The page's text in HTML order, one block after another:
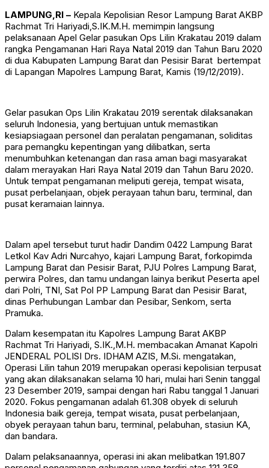
LAMPUNG,RI – Kepala Kepolisian Resor Lampung Barat AKBP
Rachmat Tri Hariyadi,S.IK.M.H. memimpin langsung
pelaksanaan Apel Gelar pasukan Ops Lilin Krakatau 2019 dalam
rangka Pengamanan Hari Raya Natal 2019 dan Tahun Baru 2020
di dua Kabupaten Lampung Barat dan Pesisir Barat bertempat
di Lapangan Mapolres Lampung Barat, Kamis (19/12/2019).
Gelar pasukan Ops Lilin Krakatau 2019 serentak dilaksanakan
seluruh Indonesia, yang bertujuan untuk memastikan
kesiapsiagaan personel dan peralatan pengamanan, soliditas
para pemangku kepentingan yang dilibatkan, serta
menumbuhkan ketenangan dan rasa aman bagi masyarakat
dalam merayakan Hari Raya Natal 2019 dan Tahun Baru 2020.
Untuk tempat pengamanan meliputi gereja, tempat wisata,
pusat perbelanjaan, objek perayaan tahun baru, terminal, dan
pusat keramaian lainnya.
Dalam apel tersebut turut hadir Dandim 0422 Lampung Barat
Letkol Kav Adri Nurcahyo, kajari Lampung Barat, forkopimda
Lampung Barat dan Pesisir Barat, PJU Polres Lampung Barat,
perwira Polres, dan tamu undangan lainya berikut Peserta apel
dari Polri, TNI, Sat Pol PP Lampung Barat dan Pesisir Barat,
dinas Perhubungan Lambar dan Pesibar, Senkom, serta
Pramuka.
Dalam kesempatan itu Kapolres Lampung Barat AKBP
Rachmat Tri Hariyadi, S.IK.,M.H. membacakan Amanat Kapolri
JENDERAL POLISI Drs. IDHAM AZIS, M.Si. mengatakan,
Operasi Lilin tahun 2019 merupakan operasi kepolisian terpusat
yang akan dilaksanakan selama 10 hari, mulai hari Senin tanggal
23 Desember 2019, sampai dengan hari Rabu tanggal 1 Januari
2020. Fokus pengamanan adalah 61.308 obyek di seluruh
Indonesia baik gereja, tempat wisata, pusat perbelanjaan,
obyek perayaan tahun baru, terminal, pelabuhan, stasiun KA,
dan bandara.
Dalam pelaksanaannya, operasi ini akan melibatkan 191.807